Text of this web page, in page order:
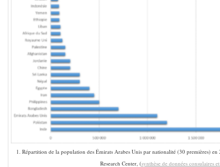
1. Répartition de la population des Émirats Arabes Unis par nationalité (30 premières)
Research Center, (synthèse de données consulaires